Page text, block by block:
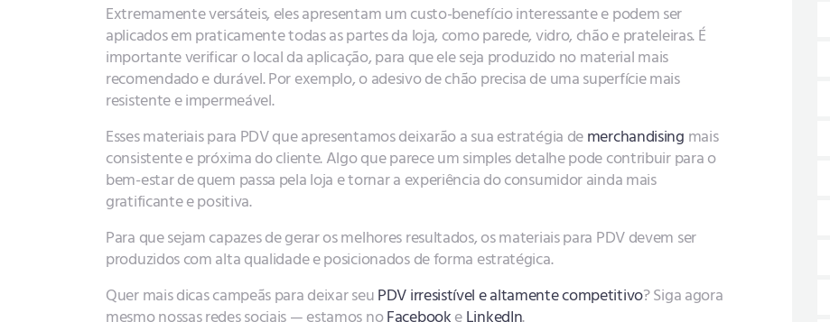
Extremamente versáteis, eles apresentam um custo-benefício interessante e podem ser
aplicados em praticamente todas as partes da loja, como parede, vidro, chão e prateleiras. É
importante verificar o local da aplicação, para que ele seja produzido no material mais
recomendado e durável. Por exemplo, o adesivo de chão precisa de uma superfície mais
resistente e impermeável.
Esses materiais para PDV que apresentamos deixarão a sua estratégia demerchandising mais
consistente e próxima do cliente. Algo que parece um simples detalhe pode contribuir para o
bem-estar de quem passa pela loja e tornar a experiência do consumidor ainda mais
gratificante e positiva.
Para que sejam capazes de gerar os melhores resultados, os materiais para PDV devem ser
produzidos com alta qualidade e posicionados de forma estratégica.
Quer mais dicas campeãs para deixar seuPDV irresistível e altamente competitivo? Siga agora